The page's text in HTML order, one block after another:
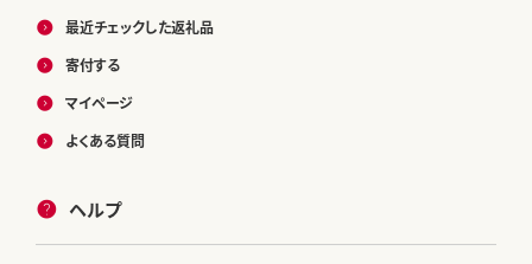
最近チェックした返礼品
寄付する
マイページ
よくある質問
ヘルプ